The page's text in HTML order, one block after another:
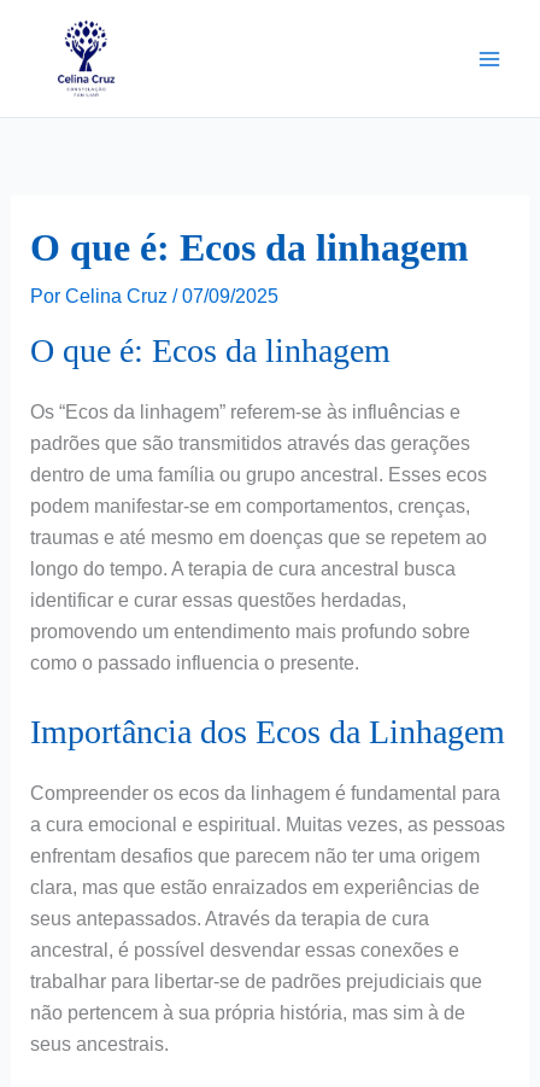
O que é: Ecos da linhagem
Por Celina Cruz / 07/09/2025
O que é: Ecos da linhagem
Os “Ecos da linhagem” referem-se às influências e
padrões que são transmitidos através das gerações
dentro de uma família ou grupo ancestral. Esses ecos
podem manifestar-se em comportamentos, crenças,
traumas e até mesmo em doenças que se repetem ao
longo do tempo. A terapia de cura ancestral busca
identificar e curar essas questões herdadas,
promovendo um entendimento mais profundo sobre
como o passado influencia o presente.
Importância dos Ecos da Linhagem
Compreender os ecos da linhagem é fundamental para
a cura emocional e espiritual. Muitas vezes, as pessoas
enfrentam desafios que parecem não ter uma origem
clara, mas que estão enraizados em experiências de
seus antepassados. Através da terapia de cura
ancestral, é possível desvendar essas conexões e
trabalhar para libertar-se de padrões prejudiciais que
não pertencem à sua própria história, mas sim à de
seus ancestrais.